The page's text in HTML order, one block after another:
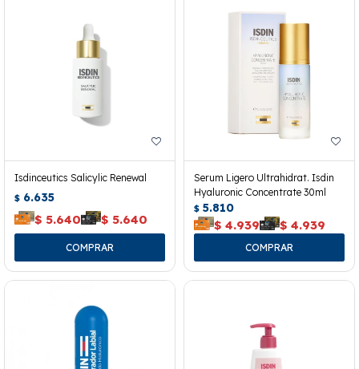
Isdinceutics Salicylic Renewal
$ 6.635
$ 5.640 $ 5.640
Serum Ligero Ultrahidrat. Isdin
Hyaluronic Concentrate 30ml
$ 5.810
$ 4.939 $ 4.939